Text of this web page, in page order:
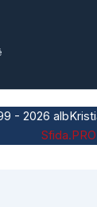
- 2026
Sfida.PRO